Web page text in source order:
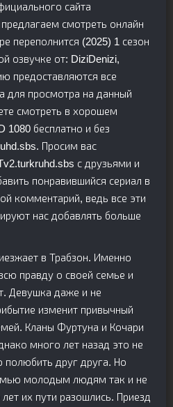
сайта
смотреть онлайн
переполнится (2025) 1 сезон
озвучке от: DiziDenizi,
предоставляются все
для просмотра на данный
смотреть в хорошем
1080 бесплатно и без
Просим вас
с друзьями и
понравившийся сериал в
комментарий, ведь все эти
нас добавлять больше
в Трабзон. Именно
правду о своей семье и
Девушка даже и не
изменит привычный
Кланы Фуртуна и Кочари
много лет назад это не
друг друга. Но
молодым людям так и не
их пути разошлись. Приезд